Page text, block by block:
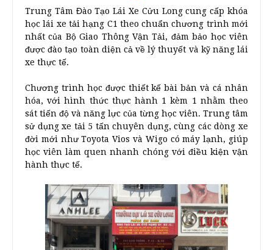
Trung Tâm Đào Tạo Lái Xe Cửu Long cung cấp khóa
học lái xe tải hạng C1 theo chuẩn chương trình mới
nhất của Bộ Giao Thông Vận Tải, đảm bảo học viên
được đào tạo toàn diện cả về lý thuyết và kỹ năng lái
xe thực tế.
Chương trình học được thiết kế bài bản và cá nhân
hóa, với hình thức thực hành 1 kèm 1 nhằm theo
sát tiến độ và năng lực của từng học viên. Trung tâm
sử dụng xe tải 5 tấn chuyên dụng, cùng các dòng xe
đời mới như Toyota Vios và Wigo có máy lạnh, giúp
học viên làm quen nhanh chóng với điều kiện vận
hành thực tế.